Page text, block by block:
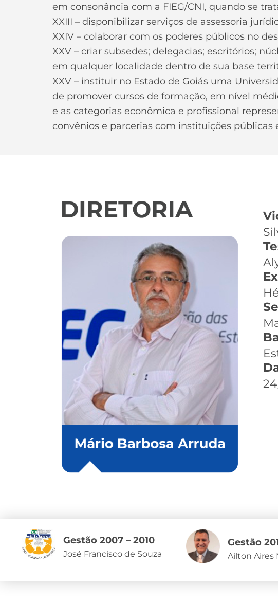
em consonância com a FIEG/CNI, quando se
XXIII – disponibilizar serviços de assessoria
XXIV – colaborar com os poderes públicos no
XXV – criar subsedes; delegacias; escritórios;
em qualquer localidade dentro de sua base
XXV – instituir no Estado de Goiás uma
de promover cursos de formação, em nível
e as categorias econômica e profissional
convênios e parcerias com instituições públicas
Gestão 2007 – 2010
José Francisco de Souza
Gestão
Ailton Aires